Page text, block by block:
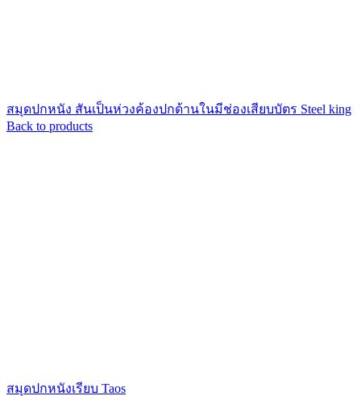
สมุดปกหนัง สันเป็นห่วงค้องปกด้านในมีช่องเสียบบัตร Steel king
Back to products
สมุดปกหนังเรียบ Taos